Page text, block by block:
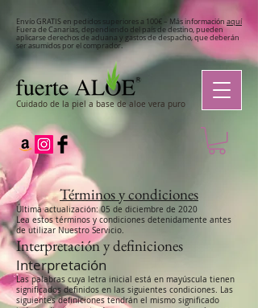
Cuidado de la piel a base de aloe vera puro
Envío GRATIS en pedidos superiores a 100€ – Más información aquí
Fuera de Canarias, dependiendo del país de destino, pueden
aplicarse derechos de aduana y gastos de despacho, que deberán
ser asumidos por el comprador.
Términos y condiciones
Última actualización: 05 de diciembre de 2020
Lea estos términos y condiciones detenidamente antes
de utilizar Nuestro Servicio.
Interpretación y definiciones
Interpretación
Las palabras cuya letra inicial está en mayúscula tienen
significados definidos en las siguientes condiciones. Las
siguientes definiciones tendrán el mismo significado